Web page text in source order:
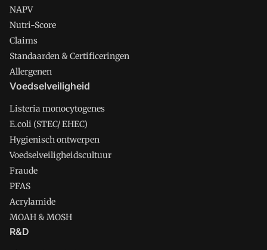
NAPV
Nutri-Score
Claims
Standaarden & Certificeringen
Allergenen
Voedselveiligheid
Listeria monocytogenes
E.coli (STEC/ EHEC)
Hygienisch ontwerpen
Voedselveiligheidscultuur
Fraude
PFAS
Acrylamide
MOAH & MOSH
R&D